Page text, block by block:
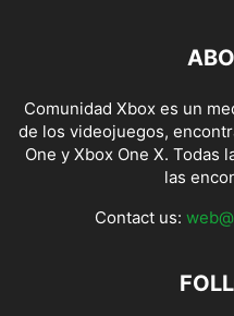
Comunidad Xbox es un
de los videojuegos,
One y Xbox One X. Todas
las
Contact us: